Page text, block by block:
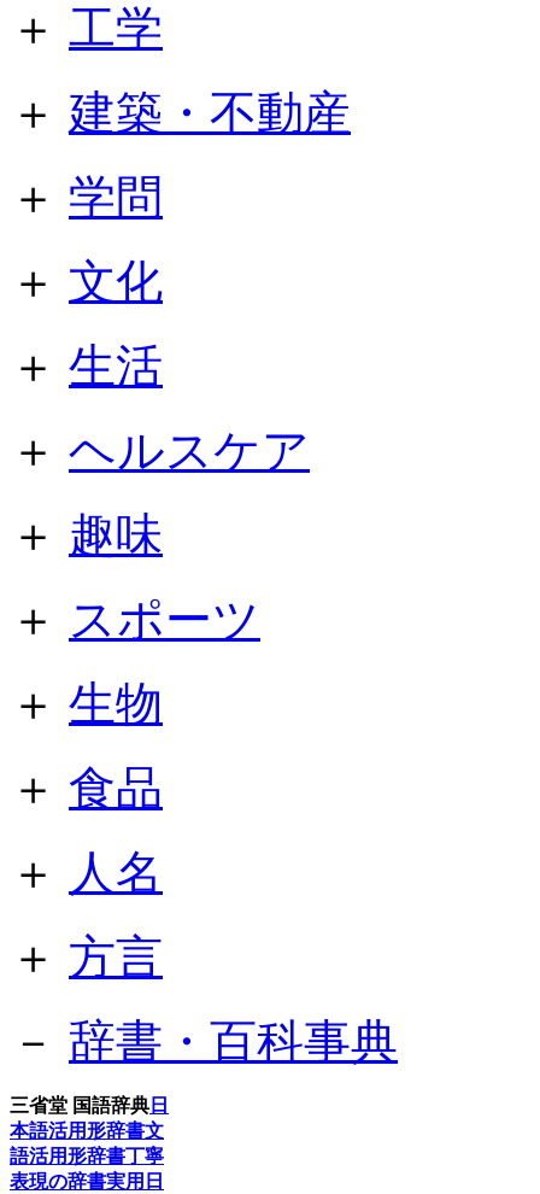
＋ 工学
＋ 建築・不動産
＋ 学問
＋ 文化
＋ 生活
＋ ヘルスケア
＋ 趣味
＋ スポーツ
＋ 生物
＋ 食品
＋
人名
＋ 方言
－ 辞書・百科事典
三省堂 国語辞典 日
本語活用形辞書文
語活用形辞書丁寧
表現の辞書実用日